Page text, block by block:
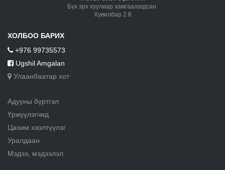
Бүх эрх хуулиар хамгаалагдсан.
Хувилбар 2.6
ХОЛБОО БАРИХ
+976 99735573
Ugshil Amgalan
Улаанбаатар хот
Адууны бүртгэл
Үржүүлэгчид
Цахим хээлтүүлэг
Уралдаан
Мэдээ, мэдээлэл